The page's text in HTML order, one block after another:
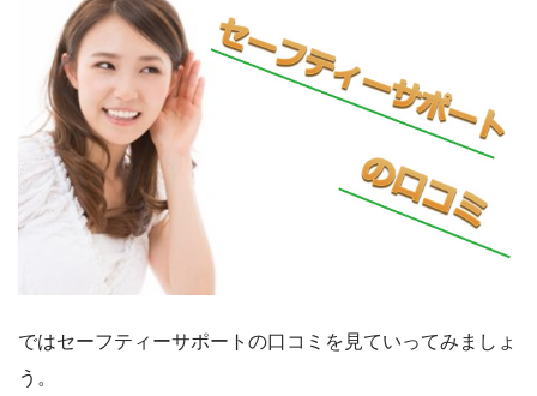
ではセーフティーサポートの口コミを見ていってみましょ
う。